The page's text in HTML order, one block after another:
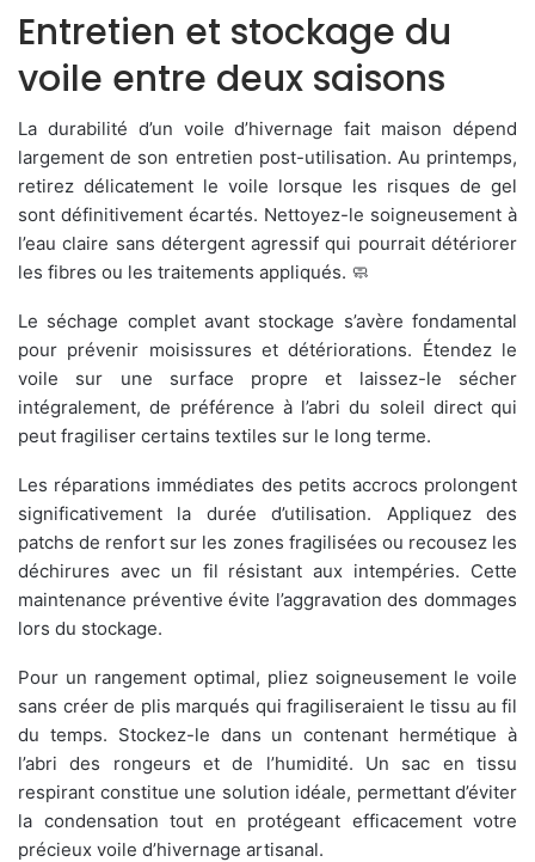
Entretien et stockage du
voile entre deux saisons
La durabilité d’un voile d’hivernage fait maison dépend
largement de son entretien post-utilisation. Au printemps,
retirez délicatement le voile lorsque les risques de gel
sont définitivement écartés. Nettoyez-le soigneusement à
l’eau claire sans détergent agressif qui pourrait détériorer
les fibres ou les traitements appliqués. 🧼
Le séchage complet avant stockage s’avère fondamental
pour prévenir moisissures et détériorations. Étendez le
voile sur une surface propre et laissez-le sécher
intégralement, de préférence à l’abri du soleil direct qui
peut fragiliser certains textiles sur le long terme.
Les réparations immédiates des petits accrocs prolongent
significativement la durée d’utilisation. Appliquez des
patchs de renfort sur les zones fragilisées ou recousez les
déchirures avec un fil résistant aux intempéries. Cette
maintenance préventive évite l’aggravation des dommages
lors du stockage.
Pour un rangement optimal, pliez soigneusement le voile
sans créer de plis marqués qui fragiliseraient le tissu au fil
du temps. Stockez-le dans un contenant hermétique à
l’abri des rongeurs et de l’humidité. Un sac en tissu
respirant constitue une solution idéale, permettant d’éviter
la condensation tout en protégeant efficacement votre
précieux voile d’hivernage artisanal.